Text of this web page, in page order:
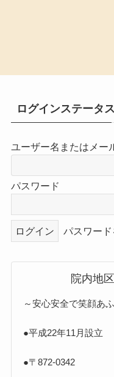
ログインステータス
ユーザー名またはメー
パスワード
パスワー
院内地
～安心安全で笑顔あ
●平成22年11月設立
●〒872-0342